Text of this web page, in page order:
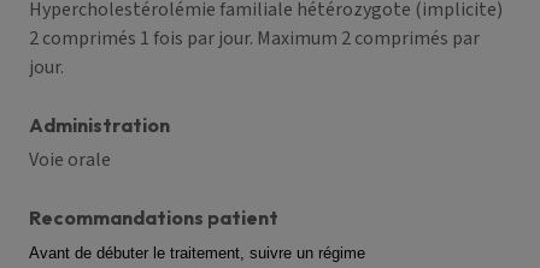
Hypercholestérolémie familiale hétérozygote (implicite)
2 comprimés 1 fois par jour. Maximum 2 comprimés par
jour.
Administration
Voie orale
Recommandations patient
Avant de débuter le traitement, suivre un régime